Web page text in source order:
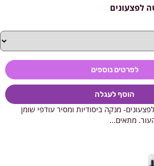
לפצעונים
לפרטים נוספים
הוסף לעגלה
מנקה ביסודיות ומסיר עודפי שומן
מתאים...